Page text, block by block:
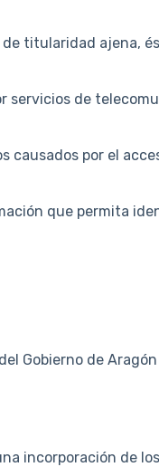
de titularidad ajena,
servicios de
causados por el
que permita
Gobierno de
incorporación de